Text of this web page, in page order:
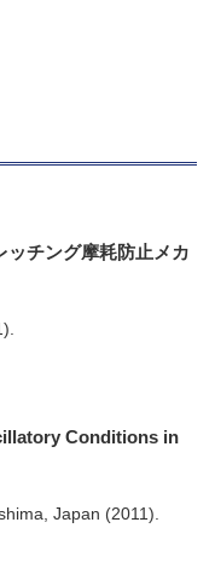
チング摩耗防止メカ
Conditions in
Japan (2011)